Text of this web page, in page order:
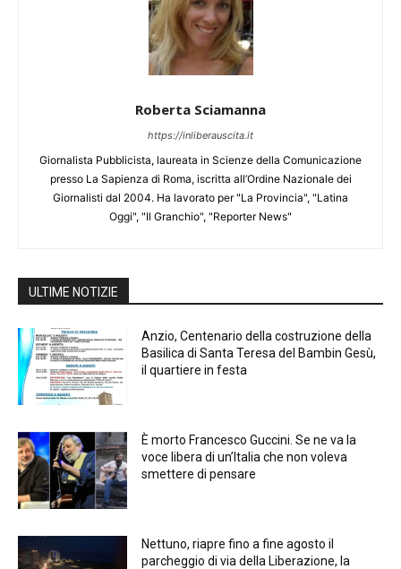
Roberta Sciamanna
https://inliberauscita.it
Giornalista Pubblicista, laureata in Scienze della Comunicazione
presso La Sapienza di Roma, iscritta all’Ordine Nazionale dei
Giornalisti dal 2004. Ha lavorato per "La Provincia", "Latina
Oggi", "Il Granchio", "Reporter News"
ULTIME NOTIZIE
Anzio, Centenario della costruzione della
Basilica di Santa Teresa del Bambin Gesù,
il quartiere in festa
È morto Francesco Guccini. Se ne va la
voce libera di un’Italia che non voleva
smettere di pensare
Nettuno, riapre fino a fine agosto il
parcheggio di via della Liberazione, la